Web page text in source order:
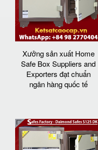
Xưởng sản xuất Home
Safe Box Suppliers and
Exporters đạt chuẩn
ngân hàng quốc tế